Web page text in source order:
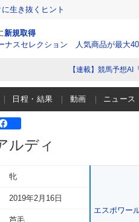
生き抜くヒント
新規取得
ナスセレクション 人気商品が最大40
【連載】競馬予想AI
日程・結果 動画 ニュース
ルディ
牝
2019年2月16日
芦毛
エスポワー